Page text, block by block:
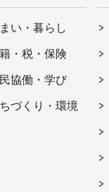
い・暮らし
・税・保険
協働・学び
づくり・環境